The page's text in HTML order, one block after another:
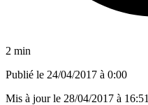
2 min
Publié le 24/04/2017 à 0:00
Mis à jour le 28/04/2017 à 16:51